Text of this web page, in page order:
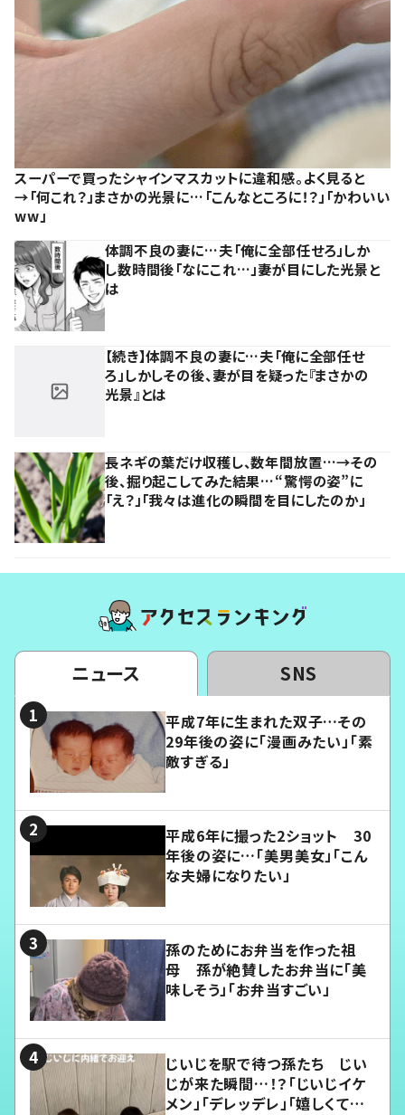
スーパーで買ったシャインマスカットに違和感。よく見ると
→「何これ？」まさかの光景に…「こんなところに！？」「かわいい
ww」
体調不良の妻に…夫「俺に全部任せろ」しか
し数時間後「なにこれ…」妻が目にした光景と
は
【続き】体調不良の妻に…夫「俺に全部任せ
ろ」しかしその後、妻が目を疑った『まさかの
光景』とは
長ネギの葉だけ収穫し、数年間放置…→その
後、掘り起こしてみた結果…“驚愕の姿”に
「え？」「我々は進化の瞬間を目にしたのか」
ニュース SNS
平成7年に生まれた双子…その
29年後の姿に「漫画みたい」「素
敵すぎる」
平成6年に撮った2ショット 30
年後の姿に…「美男美女」「こん
な夫婦になりたい」
孫のためにお弁当を作った祖
母 孫が絶賛したお弁当に「美
味しそう」「お弁当すごい」
じいじを駅で待つ孫たち じい
じが来た瞬間…！？「じいじイケ
メン」「デレッデレ」「嬉しくて可